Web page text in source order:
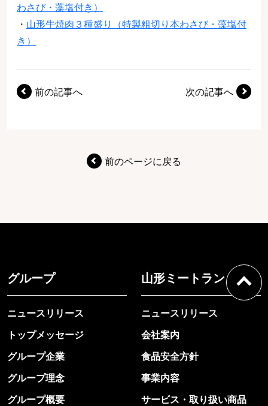
わさび・藻塩付き）
・ 山形牛焼肉３種盛り（特製粗切り本わさび・藻塩付
き）
前の記事へ 次の記事へ
前のページに戻る
グループ
ニュースリリース
トップメッセージ
グループ企業
グループ理念
グループ概要
山形ミートランド
ニュースリリース
会社案内
食品安全方針
事業内容
サービス・取り扱い商品